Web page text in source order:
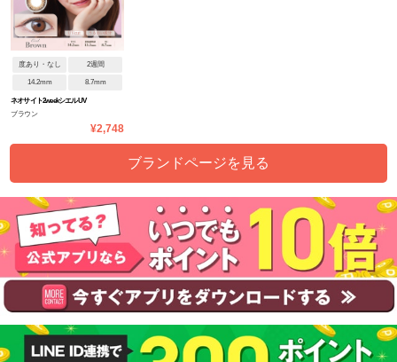
度あり・なし 2週間
14.2mm 8.7mm
ネオサイト2weekシエルUV
ブラウン
¥2,748
ブランドページを見る